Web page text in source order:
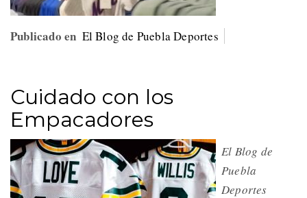
Publicado en El Blog de Puebla Deportes
Cuidado con los
Empacadores
El Blog de
Puebla
Deportes